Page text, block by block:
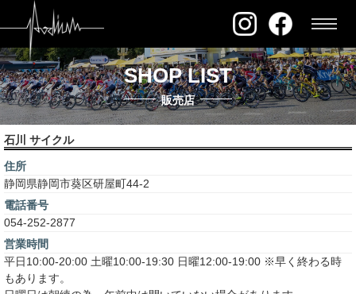
SHOP LIST
販売店
石川 サイクル
住所
静岡県静岡市葵区研屋町44-2
電話番号
054-252-2877
営業時間
平日10:00-20:00 土曜10:00-19:30 日曜12:00-19:00 ※早く終わる時
もあります。